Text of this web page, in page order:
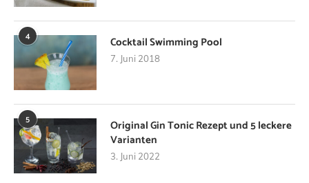
4 Cocktail Swimming Pool
7. Juni 2018
5
Original Gin Tonic Rezept und 5 leckere
Varianten
3. Juni 2022